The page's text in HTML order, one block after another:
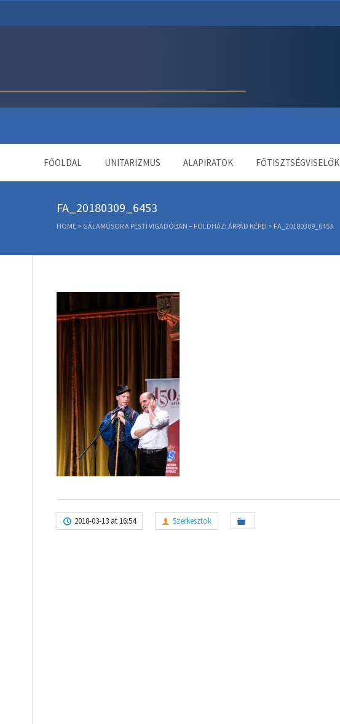
FŐOLDAL UNITARIZMUS ALAPIRATOK FŐTISZTSÉGVISELŐK
FA_20180309_6453
HOME > GÁLAMŰSOR A PESTI VIGADÓBAN – FÖLDHÁZI ÁRPÁD KÉPEI > FA_20180309_6453
2018-03-13 at 16:54 Szerkesztok